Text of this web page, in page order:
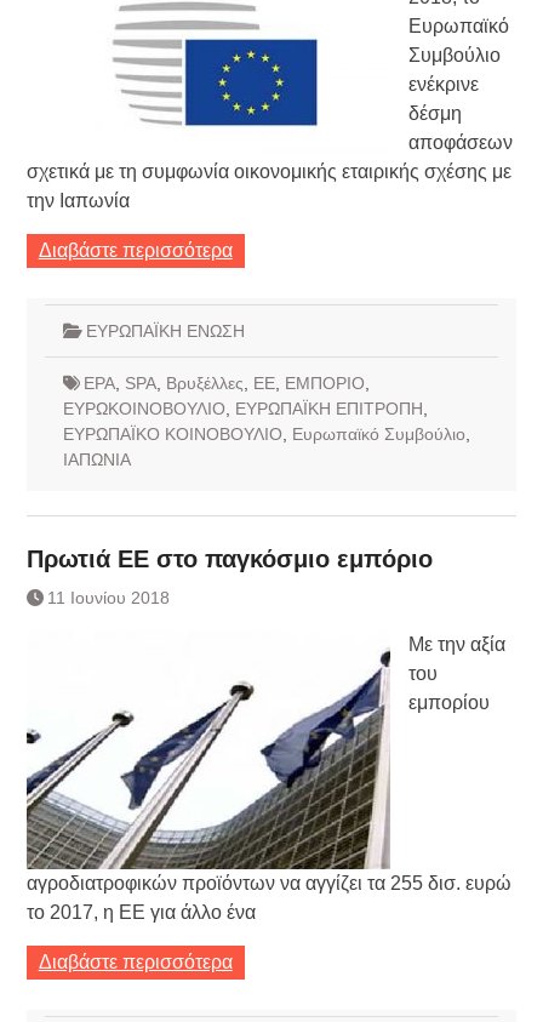
Ευρωπαϊκό
Συμβούλιο
ενέκρινε
δέσμη
αποφάσεων
σχετικά με τη συμφωνία οικονομικής εταιρικής σχέσης με
την Ιαπωνία
Διαβάστε περισσότερα
ΕΥΡΩΠΑΪΚΗ ΕΝΩΣΗ
EPA, SPA, Βρυξέλλες ΕΕ, ΕΜΠΟΡΙΟ
ΕΥΡΩΚΟΙΝΟΒΟΥΛΙΟ
ΕΥΡΩΠΑΪΚΗ ΕΠΙΤΡΟΠΗ
ΕΥΡΩΠΑΪΚΟ ΚΟΙΝΟΒΟΥΛΙΟ
Ευρωπαϊκό Συμβούλιο
ΙΑΠΩΝΙΑ
Πρωτιά ΕΕ στο παγκόσμιο εμπόριο
11 Ιουνίου 2018
Με την αξία
του
εμπορίου
αγροδιατροφικών προϊόντων να αγγίζει τα 255 δισ. ευρώ
το 2017, η ΕΕ για άλλο ένα
Διαβάστε περισσότερα